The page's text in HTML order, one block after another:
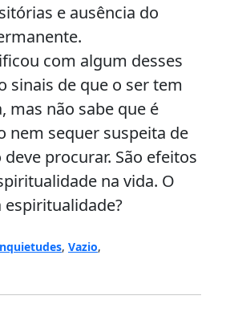
e ausência do
com algum desses
sinais de que o ser tem
mas não sabe que é
nem sequer suspeita de
procurar. São efeitos
na vida. O
espiritualidade?
, Vazio,